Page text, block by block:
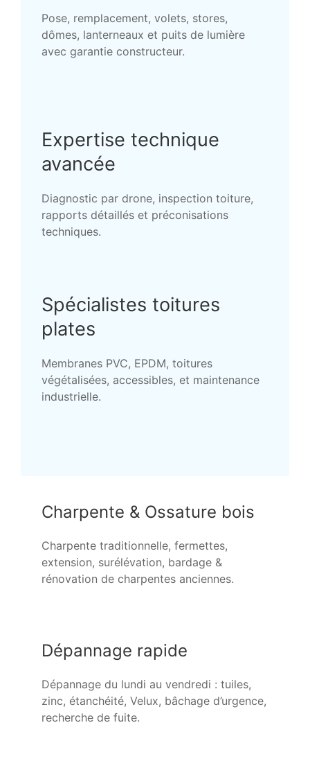
Pose, remplacement, volets, stores,
dômes, lanterneaux et puits de lumière
avec garantie constructeur.
Expertise technique
avancée
Diagnostic par drone, inspection toiture,
rapports détaillés et préconisations
techniques.
Spécialistes toitures
plates
Membranes PVC, EPDM, toitures
végétalisées, accessibles, et maintenance
industrielle.
Charpente & Ossature bois
Charpente traditionnelle, fermettes,
extension, surélévation, bardage &
rénovation de charpentes anciennes.
Dépannage rapide
Dépannage du lundi au vendredi : tuiles,
zinc, étanchéité, Velux, bâchage d’urgence,
recherche de fuite.